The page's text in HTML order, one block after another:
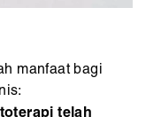
manfaat bagi
telah